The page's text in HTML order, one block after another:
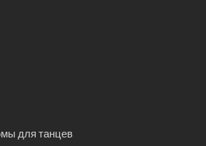
для танцев